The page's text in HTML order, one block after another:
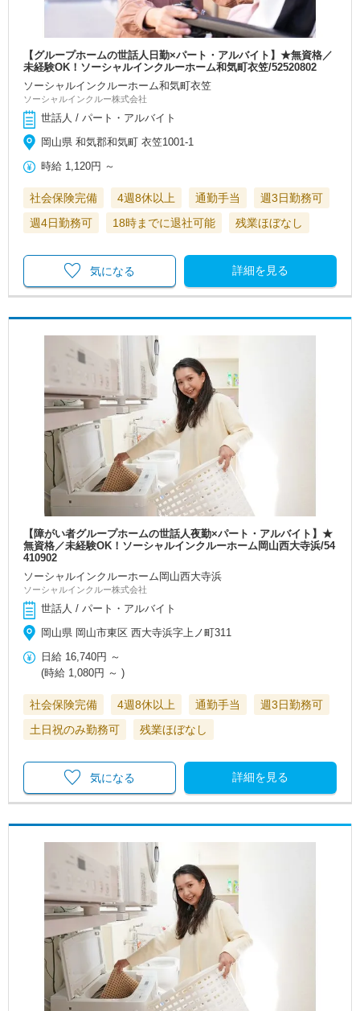
【グループホームの世話人日勤×パート・アルバイト】★無資格／
未経験OK！ソーシャルインクルーホーム和気町衣笠/52520802
ソーシャルインクルーホーム和気町衣笠
ソーシャルインクルー株式会社
世話人 / パート・アルバイト
岡山県 和気郡和気町 衣笠1001-1
時給 1,120円 ～
社会保険完備 4週8休以上 通勤手当
週3日勤務可
週4日勤務可
18時までに退社可能 残業ほぼなし
詳細を見る
気になる
【障がい者グループホームの世話人夜勤×パート・アルバイト】★
無資格／未経験OK！ソーシャルインクルーホーム岡山西大寺浜/54
410902
ソーシャルインクルーホーム岡山西大寺浜
ソーシャルインクルー株式会社
世話人 / パート・アルバイト
岡山県 岡山市東区 西大寺浜字上ノ町311
日給 16,740円 ～
(時給 1,080円 ～ )
社会保険完備 4週8休以上 通勤手当
週3日勤務可
土日祝のみ勤務可
残業ほぼなし
詳細を見る
気になる